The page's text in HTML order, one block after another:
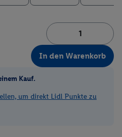
In den Warenkorb
Kauf.
um direkt Lidl Punkte zu